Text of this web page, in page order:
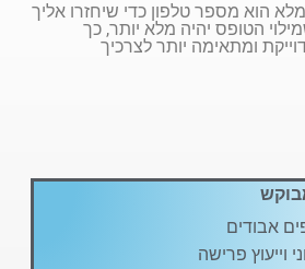
הוא מספר טלפון כדי שיחזרו אליך
הטופס יהיה מלא יותר, כך
ומתאימה יותר לצרכיך
אבודים
וייעוץ פרישה